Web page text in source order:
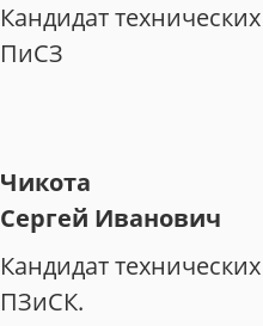
Кандидат
ПиСЗ
Чикота
Сергей Иванович
Кандидат
ПЗиСК.